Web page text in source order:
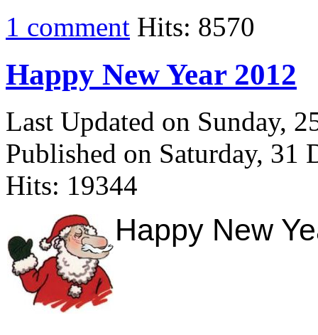
1 comment Hits: 8570
Happy New Year 2012
Last Updated on Sunday,
Published on Saturday, 31
Hits: 19344
Happy New